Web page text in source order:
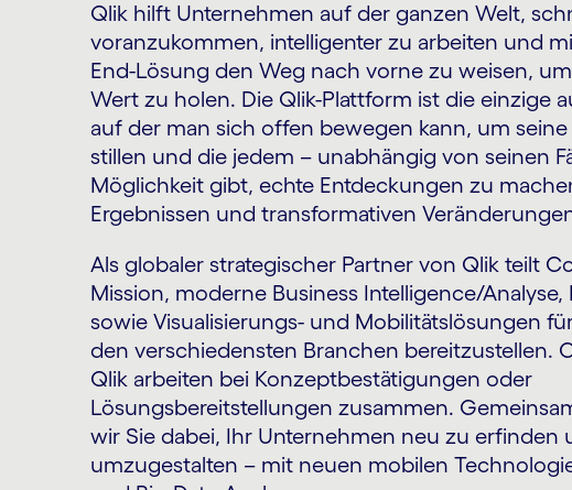
Qlik hilft Unternehmen auf der ganzen Welt,
voranzukommen, intelligenter zu arbeiten und
End-Lösung den Weg nach vorne zu weisen,
Wert zu holen. Die Qlik-Plattform ist die einzige
auf der man sich offen bewegen kann, um
stillen und die jedem – unabhängig von seinen
Möglichkeit gibt, echte Entdeckungen zu
Ergebnissen und transformativen
Als globaler strategischer Partner von Qlik teilt
Mission, moderne Business Intelligence/
sowie Visualisierungs- und Mobilitätslösungen
den verschiedensten Branchen bereitzustellen.
Qlik arbeiten bei Konzeptbestätigungen oder
Lösungsbereitstellungen zusammen.
wir Sie dabei, Ihr Unternehmen neu zu erfinden
umzugestalten – mit neuen mobilen